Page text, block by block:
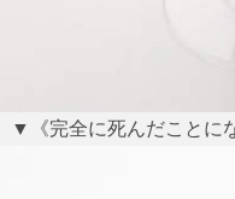
▼《完全に死んだことに